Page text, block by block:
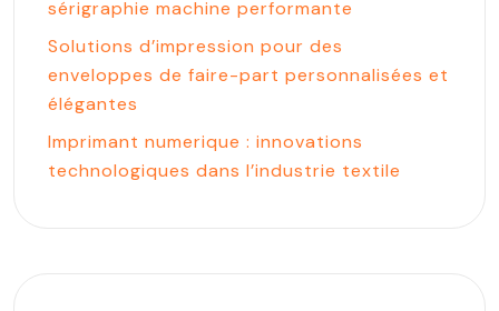
sérigraphie machine performante
Solutions d’impression pour des
enveloppes de faire-part personnalisées et
élégantes
Imprimant numerique : innovations
technologiques dans l’industrie textile